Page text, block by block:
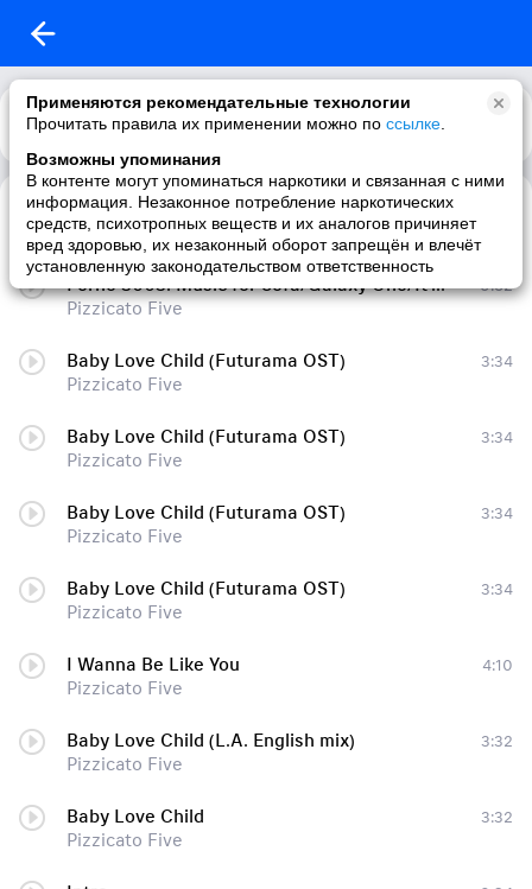
Применяются рекомендательные технологии
Прочитать правила их применении можно по ссылке
Возможны упоминания
В контенте могут упоминаться наркотики и связанная с ними
информация. Незаконное потребление наркотических
средств, психотропных веществ и их аналогов причиняет
вред здоровью, их незаконный оборот запрещён и влечёт
установленную законодательством ответственность
Каталог Рекомендации
Baby Love Child
Pizzicato Five
Porno 3003: Music for Sofa/Galaxy One/It's All Too Beautiful
Pizzicato Five
9:52
Baby Love Child (Futurama OST)
Pizzicato Five
3:34
Baby Love Child (Futurama OST)
Pizzicato Five
3:34
Baby Love Child (Futurama OST)
Pizzicato Five
3:34
Baby Love Child (Futurama OST)
Pizzicato Five
3:34
I Wanna Be Like You
Pizzicato Five
4:10
Baby Love Child (L.A. English mix)
Pizzicato Five
3:32
Baby Love Child
Pizzicato Five
3:32